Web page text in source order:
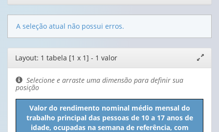
A seleção atual não possui erros.
Editor
de
layout
janela
Layout: 1 tabela [1 x 1] - 1 valor
Selecione e arraste uma dimensão para definir sua
posição
Valor do rendimento nominal médio mensal do
trabalho principal das pessoas de 10 a 17 anos de
idade, ocupadas na semana de referência, com